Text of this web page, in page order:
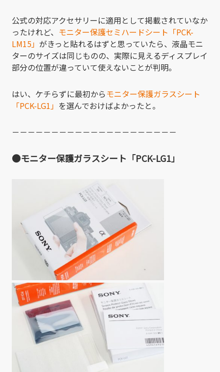
公式の対応アクセサリーに適用として掲載されていなか
ったけれど、 モニター保護セミハードシート「PCK-
LM15」 がきっと貼れるはずと思っていたら、液晶モニ
ターのサイズは同じものの、実際に見えるディスプレイ
部分の位置が違っていて使えないことが判明。
はい、ケチらずに最初からモニター保護ガラスシート
「PCK-LG1」 を選んでおけばよかったと。
－－－－－－－－－－－－－－－－－－－－－
●モニター保護ガラスシート「PCK-LG1」